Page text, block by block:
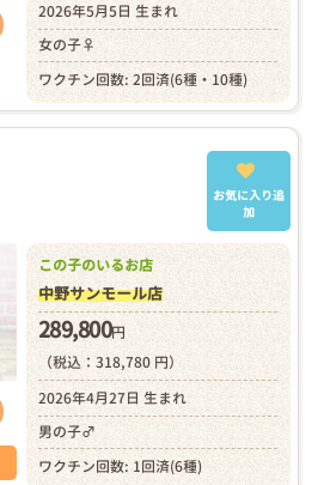
2026年5月5日 生まれ
女の子♀
ワクチン回数: 2回済(6種・10種)
お気に入り追
加
この子のいるお店
中野サンモール店
289,800円
（税込：318,780 円）
2026年4月27日 生まれ
男の子♂
ワクチン回数: 1回済(6種)